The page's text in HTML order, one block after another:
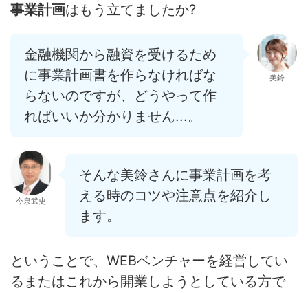
事業計画はもう立てましたか?
金融機関から融資を受けるため
に事業計画書を作らなければな
らないのですが、どうやって作
ればいいか分かりません...。
美鈴
今泉武史
そんな美鈴さんに事業計画を考
える時のコツや注意点を紹介し
ます。
ということで、WEBベンチャーを経営してい
るまたはこれから開業しようとしている方で